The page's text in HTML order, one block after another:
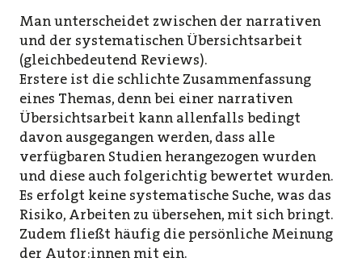
Man unterscheidet zwischen der narrativen
und der systematischen Übersichtsarbeit
(gleichbedeutend Reviews).
Erstere ist die schlichte Zusammenfassung
eines Themas, denn bei einer narrativen
Übersichtsarbeit kann allenfalls bedingt
davon ausgegangen werden, dass alle
verfügbaren Studien herangezogen wurden
und diese auch folgerichtig bewertet wurden.
Es erfolgt keine systematische Suche, was das
Risiko, Arbeiten zu übersehen, mit sich bringt.
Zudem fließt häufig die persönliche Meinung
der Autor:innen mit ein.